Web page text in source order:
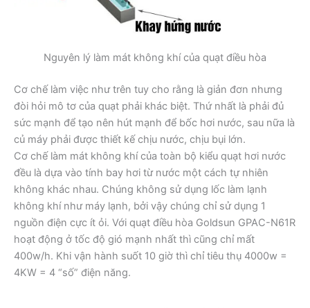
Nguyên lý làm mát không khí của quạt điều hòa
Cơ chế làm việc như trên tuy cho rằng là giản đơn nhưng
đòi hỏi mô tơ của quạt phải khác biệt. Thứ nhất là phải đủ
sức mạnh để tạo nên hút mạnh để bốc hơi nước, sau nữa là
củ máy phải được thiết kế chịu nước, chịu bụi lớn.
Cơ chế làm mát không khí của toàn bộ kiểu quạt hơi nước
đều là dựa vào tính bay hơi từ nước một cách tự nhiên
không khác nhau. Chúng không sử dụng lốc làm lạnh
không khí như máy lạnh, bởi vậy chúng chỉ sử dụng 1
nguồn điện cực ít ỏi. Với quạt điều hòa Goldsun GPAC-N61R
hoạt động ở tốc độ gió mạnh nhất thì cũng chỉ mất
400w/h. Khi vận hành suốt 10 giờ thì chỉ tiêu thụ 4000w =
4KW = 4 “số” điện năng.